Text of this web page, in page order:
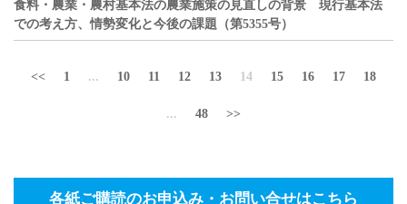
食料・農業・農村基本法の農業施策の見直しの背景 現行基本法
での考え方、情勢変化と今後の課題（第5355号）
<< 1 ... 10 11 12 13 14 15 16 17 18
... 48 >>
各紙ご購読のお申込み・お問い合せはこちら